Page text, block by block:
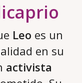
Leo es un
en su
activista